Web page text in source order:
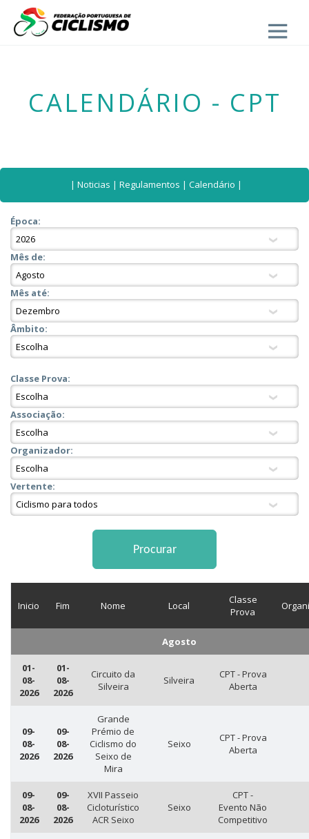
Close
CALENDÁRIO - CPT
| Noticias | Regulamentos | Calendário |
Época:
Mês de:
Mês até:
Âmbito:
Classe Prova:
Associação:
Organizador:
Vertente:
Inicio Fim Nome Local
Classe
Prova
Agosto
01-
08-
2026
01-
08-
2026
Circuito da
Silveira
Silveira
CPT - Prova
Aberta
09-
08-
2026
09-
08-
2026
Grande
Prémio de
Ciclismo do
Seixo de
Mira
Seixo
CPT - Prova
Aberta
09-
08-
2026
09-
08-
2026
XVII Passeio
Cicloturístico
ACR Seixo
Seixo
CPT -
Evento Não
Competitivo